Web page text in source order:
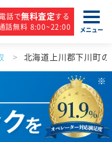
電話で無料査定する
話無料 8:00~22:00
メニュー
北海道上川郡下川町